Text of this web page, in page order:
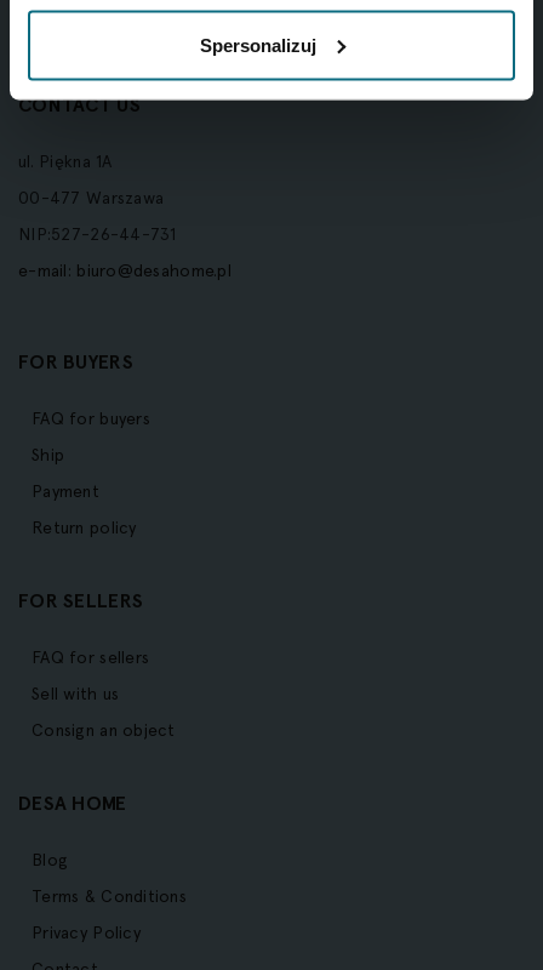
Spersonalizuj
CONTACT US
ul. Piękna 1A
00-477 Warszawa
NIP:527-26-44-731
e-mail: biuro@desahome.pl
FOR BUYERS
FAQ for buyers
Ship
Payment
Return policy
FOR SELLERS
FAQ for sellers
Sell with us
Consign an object
DESA HOME
Blog
Terms & Conditions
Privacy Policy